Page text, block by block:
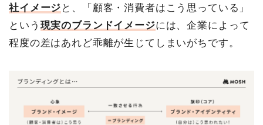
社イメージ と、「顧客・消費者はこう思っている」
という 現実のブランドイメージには、企業によって
程度の差はあれど乖離が生じてしまいがちです。